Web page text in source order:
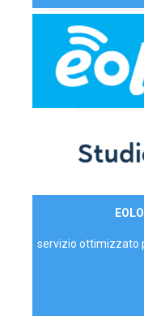
servizio ottimizzato